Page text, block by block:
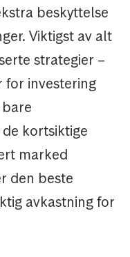
beskyttelse
Viktigst av alt
strategier –
for investering
kortsiktige
marked
den beste
avkastning for